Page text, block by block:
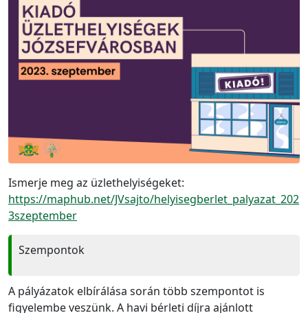
Ismerje meg az üzlethelyiségeket:
https://maphub.net/JVsajto/helyisegberlet_palyazat_202
3szeptember
Szempontok
A pályázatok elbírálása során több szempontot is
figyelembe veszünk. A havi bérleti díjra ajánlott